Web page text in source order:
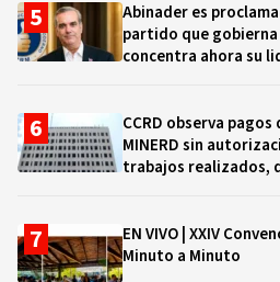
Abinader es
partido que gobierna
concentra ahora su
CCRD observa
MINERD sin
trabajos realizados,
EN VIVO | XXIV
Minuto a Minuto